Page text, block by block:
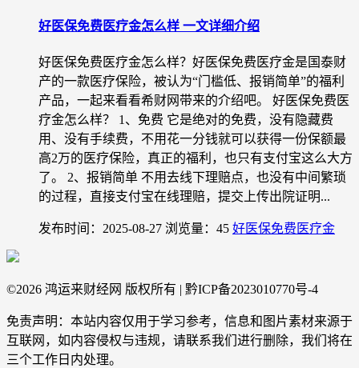
好医保免费医疗金怎么样 一文详细介绍
好医保免费医疗金怎么样？好医保免费医疗金是国泰财
产的一款医疗保险，被认为“门槛低、报销简单”的福利
产品，一起来看看希财网带来的介绍吧。 好医保免费医
疗金怎么样？ 1、免费 它是绝对的免费，没有隐藏费
用、没有手续费，不用花一分钱就可以获得一份保额最
高2万的医疗保险，真正的福利，也只有支付宝这么大方
了。 2、报销简单 不用去线下理赔点，也没有中间繁琐
的过程，直接支付宝在线理赔，提交上传出院证明...
发布时间：2025-08-27 浏览量：45 好医保免费医疗金
©2026 鸿运来财经网 版权所有 | 黔ICP备2023010770号-4
免责声明：本站内容仅用于学习参考，信息和图片素材来源于
互联网，如内容侵权与违规，请联系我们进行删除，我们将在
三个工作日内处理。